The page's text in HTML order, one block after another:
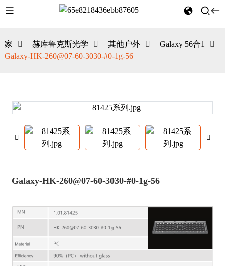
家 赫库鲁克斯光学 其他户外
Galaxy 56合1
Galaxy-HK-260@07-60-3030-#0-1g-56
Galaxy-HK-260@07-60-3030-#0-1g-56